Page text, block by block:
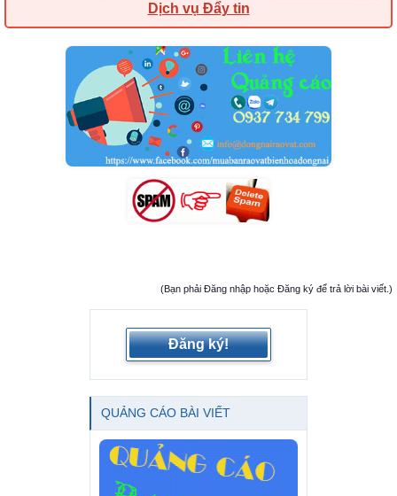
Dịch vụ Đẩy tin
(Bạn phải Đăng nhập hoặc Đăng ký để trả lời bài viết.)
Đăng ký!
QUẢNG CÁO BÀI VIẾT